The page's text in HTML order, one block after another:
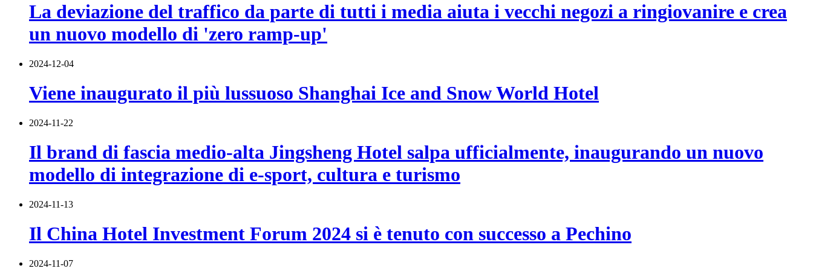
La deviazione del traffico da parte di tutti i media aiuta i vecchi negozi a ringiovanire e crea
un nuovo modello di 'zero ramp-up'
2024-12-04
Viene inaugurato il più lussuoso Shanghai Ice and Snow World Hotel
2024-11-22
Il brand di fascia medio-alta Jingsheng Hotel salpa ufficialmente, inaugurando un nuovo
modello di integrazione di e-sport, cultura e turismo
2024-11-13
Il China Hotel Investment Forum 2024 si è tenuto con successo a Pechino
2024-11-07